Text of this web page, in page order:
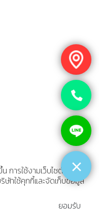
ารใช้งามเว็บไซต์นี้
ษัทใช้คุกกี้และจัดเก็บข้อมูล
ยอมรับ